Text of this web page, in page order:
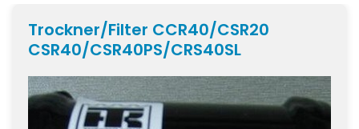
Trockner/Filter CCR40/CSR20
CSR40/CSR40PS/CRS40SL